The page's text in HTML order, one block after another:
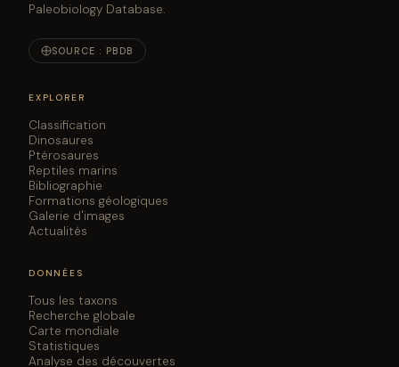
Paleobiology Database.
SOURCE : PBDB
EXPLORER
Classification
Dinosaures
Ptérosaures
Reptiles marins
Bibliographie
Formations géologiques
Galerie d'images
Actualités
DONNÉES
Tous les taxons
Recherche globale
Carte mondiale
Statistiques
Analyse des découvertes